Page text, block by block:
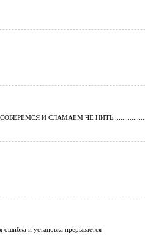
И СЛАМАЕМ ЧЁ
и установка прерывается